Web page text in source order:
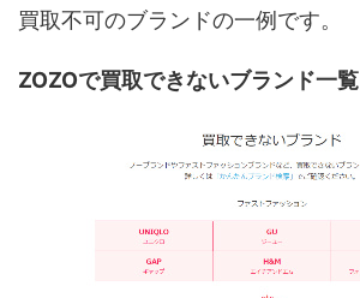
買取不可のブランドの一例です。
ZOZOで買取できないブランド一覧